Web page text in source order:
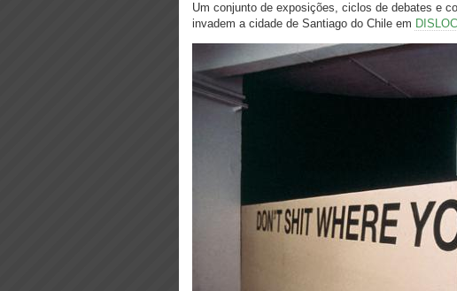
Um conjunto de exposições, ciclos de debates e
invadem a cidade de Santiago do Chile em